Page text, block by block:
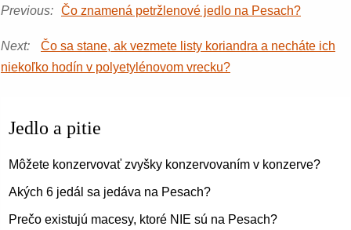
Previous: Čo znamená petržlenové jedlo na Pesach?
Next:
Čo sa stane, ak vezmete listy koriandra a necháte ich
niekoľko hodín v polyetylénovom vrecku?
Jedlo a pitie
Môžete konzervovať zvyšky konzervovaním v konzerve?
Akých 6 jedál sa jedáva na Pesach?
Prečo existujú macesy, ktoré NIE sú na Pesach?